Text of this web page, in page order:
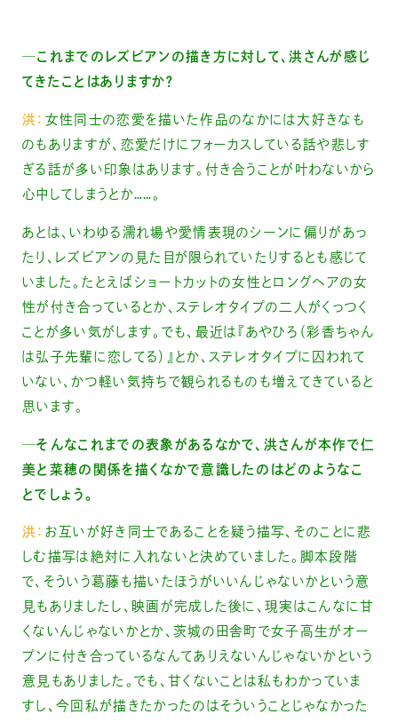
─これまでのレズビアンの描き方に対して、洪さんが感じ
てきたことはありますか？
洪： 女性同士の恋愛を描いた作品のなかには大好きなも
のもありますが、恋愛だけにフォーカスしている話や悲しす
ぎる話が多い印象はあります。付き合うことが叶わないから
心中してしまうとか……。
あとは、いわゆる濡れ場や愛情表現のシーンに偏りがあっ
たり、レズビアンの見た目が限られていたりするとも感じて
いました。たとえばショートカットの女性とロングヘアの女
性が付き合っているとか、ステレオタイプの二人がくっつく
ことが多い気がします。でも、最近は『あやひろ（彩香ちゃん
は弘子先輩に恋してる）』とか、ステレオタイプに囚われて
いない、かつ軽い気持ちで観られるものも増えてきていると
思います。
─そんなこれまでの表象があるなかで、洪さんが本作で仁
美と菜穂の関係を描くなかで意識したのはどのようなこ
とでしょう。
洪： お互いが好き同士であることを疑う描写、そのことに悲
しむ描写は絶対に入れないと決めていました。脚本段階
で、そういう葛藤も描いたほうがいいんじゃないかという意
見もありましたし、映画が完成した後に、現実はこんなに甘
くないんじゃないかとか、茨城の田舎町で女子高生がオー
プンに付き合っているなんてありえないんじゃないかという
意見もありました。でも、甘くないことは私もわかっていま
すし、今回私が描きたかったのはそういうことじゃなかった